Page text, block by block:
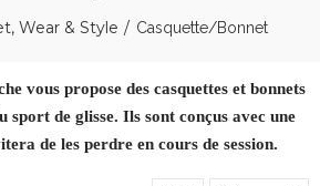
Wear & Style Casquette/Bonnet
vous propose des casquettes et bonnets
sport de glisse. Ils sont conçus avec une
de les perdre en cours de session.
votre expert nautique.